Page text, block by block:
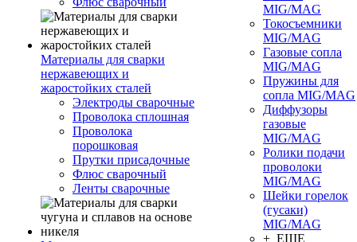
Материалы для сварки
нержавеющих и
жаростойких сталей
Электроды сварочные
Проволока сплошная
Проволока
порошковая
Прутки присадочные
Флюс сварочный
Ленты сварочные
MIG/MAG
Токосъемники
MIG/MAG
Газовые сопла
MIG/MAG
Пружины для
сопла MIG/MAG
Диффузоры
газовые
MIG/MAG
Ролики подачи
проволоки
MIG/MAG
Шейки горелок
(гусаки)
MIG/MAG
+ ЕЩЕ